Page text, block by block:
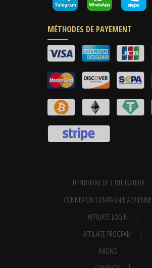
MÉTHODES DE PAYEMENT
IDENTIFIANT DE L'UTILISATEUR
CONNEXION COMPAGNIE AÉRIENNE
AFFILIATE LOGIN
AFFILIATE PROGRAM
AVIONS